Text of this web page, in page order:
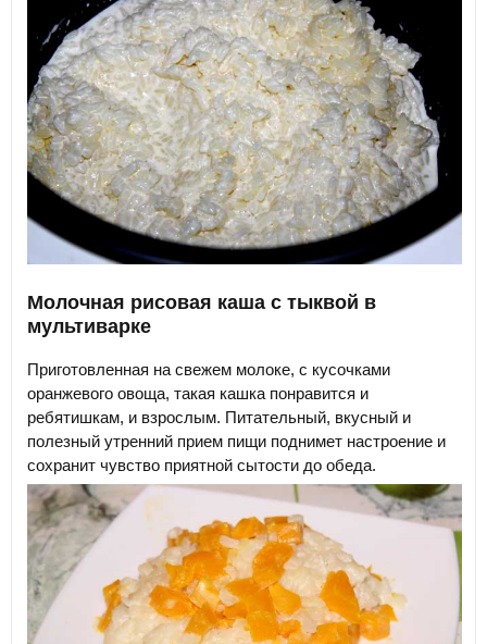
Молочная рисовая каша с тыквой в
мультиварке
Приготовленная на свежем молоке, с кусочками
оранжевого овоща, такая кашка понравится и
ребятишкам, и взрослым. Питательный, вкусный и
полезный утренний прием пищи поднимет настроение и
сохранит чувство приятной сытости до обеда.